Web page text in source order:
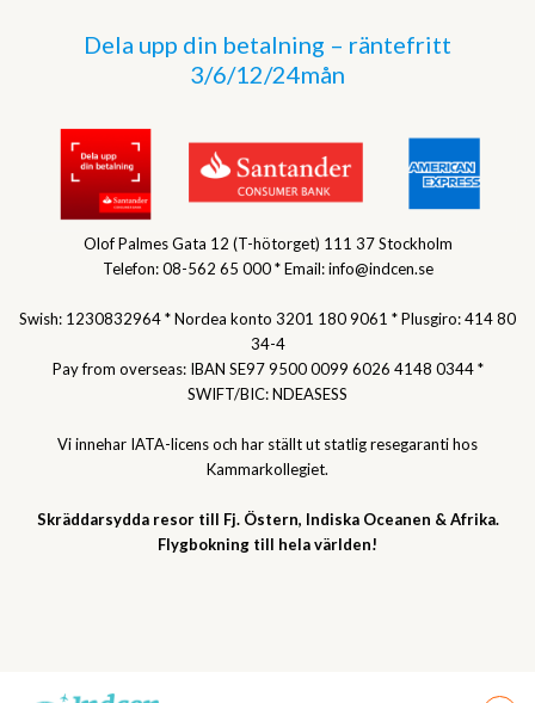
Dela upp din betalning – räntefritt
3/6/12/24mån
Olof Palmes Gata 12 (T-hötorget) 111 37 Stockholm
Telefon: 08-562 65 000 * Email: info@indcen.se
Swish: 1230832964 * Nordea konto 3201 180 9061 * Plusgiro: 414 80
34-4
Pay from overseas: IBAN SE97 9500 0099 6026 4148 0344 *
SWIFT/BIC: NDEASESS
Vi innehar IATA-licens och har ställt ut statlig resegaranti hos
Kammarkollegiet.
Skräddarsydda resor till Fj. Östern, Indiska Oceanen & Afrika.
Flygbokning till hela världen!